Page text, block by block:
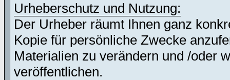
Urheberschutz und Nutzung:
Der Urheber räumt Ihnen ganz
Kopie für persönliche Zwecke
Materialien zu verändern und /oder
veröffentlichen.